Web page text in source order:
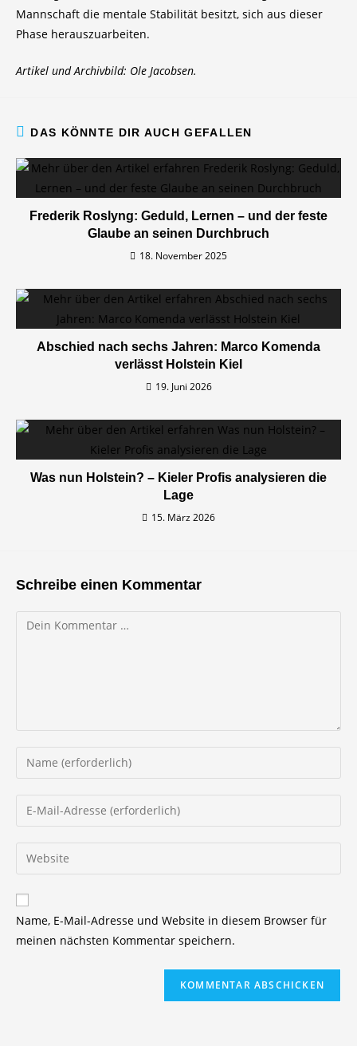
Mannschaft die mentale Stabilität besitzt, sich aus dieser
Phase herauszuarbeiten.
Artikel und Archivbild: Ole Jacobsen.
DAS KÖNNTE DIR AUCH GEFALLEN
Frederik Roslyng: Geduld, Lernen – und der feste
Glaube an seinen Durchbruch
18. November 2025
Abschied nach sechs Jahren: Marco Komenda
verlässt Holstein Kiel
19. Juni 2026
Was nun Holstein? – Kieler Profis analysieren die
Lage
15. März 2026
Schreibe einen Kommentar
Kommentar
Gib
deinen
Namen
oder
zum
Kommentieren
ein
Gib
deine
E-
Mail-
zum
Kommentieren
ein
Gib
deine
Website-
URL
Name, E-Mail-Adresse und Website in diesem Browser für
meinen nächsten Kommentar speichern.